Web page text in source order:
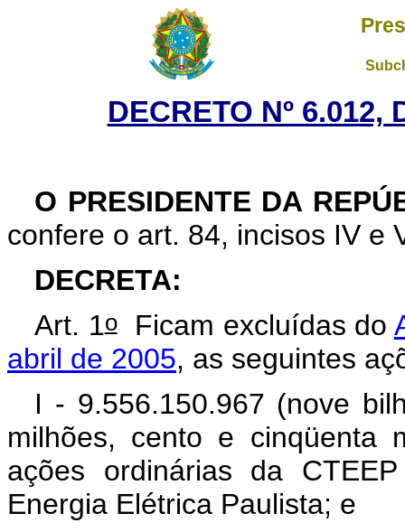
DECRETO Nº 6.012,
O PRESIDENTE DA
confere o art. 84, incisos IV e
DECRETA:
Art. 1oFicam excluídas do
abril de 2005, as seguintes
I - 9.556.150.967 (nove
milhões, cento e cinqüenta
ações ordinárias da
Energia Elétrica Paulista; e